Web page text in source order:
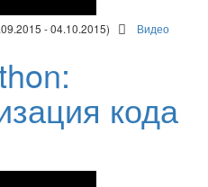
- 04.10.2015) Видео
кода